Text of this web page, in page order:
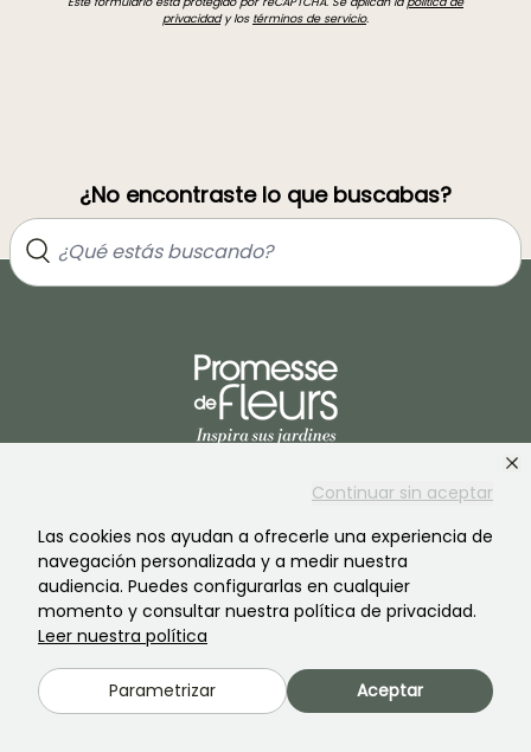
Continuar sin aceptar
Las cookies nos ayudan a ofrecerle una experiencia de
navegación personalizada y a medir nuestra
audiencia. Puedes configurarlas en cualquier
momento y consultar nuestra política de privacidad.
Leer nuestra política
Parametrizar Aceptar
privacidady los términos de servicio.
¿No encontraste lo que buscabas?
Únete a la comunidad de los amantes de las plantas
PROMESSE DE FLEURS
La marca
Preparación de pedidos